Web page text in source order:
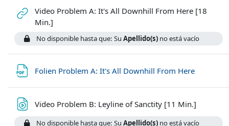
Video Problem A: It's All Downhill From Here [18
Min.]
No disponible hasta que: SuApellido(s) no está vacío
Folien Problem A: It's All Downhill From Here
Video Problem B: Leyline of Sanctity [11 Min.]
No disponible hasta que: SuApellido(s) no está vacío